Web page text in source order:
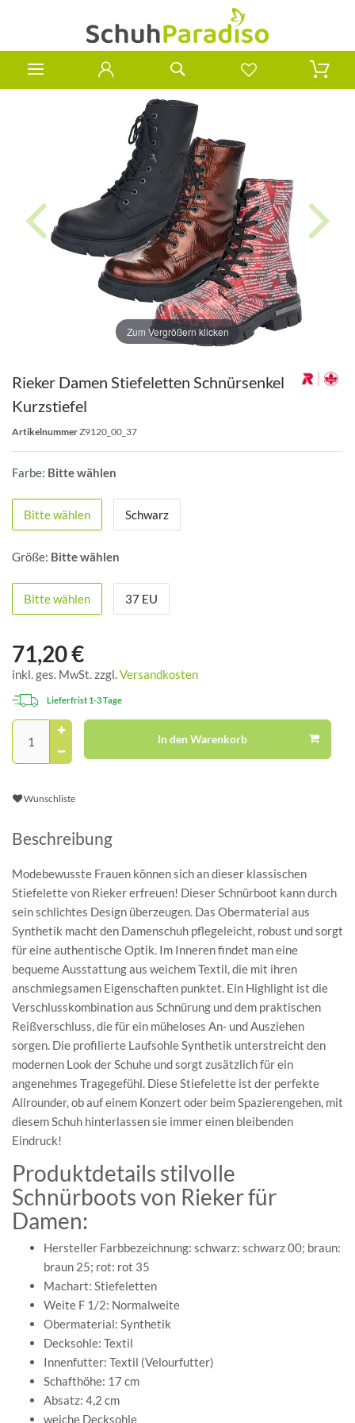
Zum Vergrößern klicken
Rieker Damen Stiefeletten Schnürsenkel
Kurzstiefel
ArtikelnummerZ9120_00_37
Farbe: Bitte wählen
Bitte wählen Schwarz
Größe: Bitte wählen
Bitte wählen 37 EU
71,20 €
inkl. ges. MwSt. zzgl.Versandkosten
Lieferfrist 1-3 Tage
In den Warenkorb
Wunschliste
Beschreibung
Modebewusste Frauen können sich an dieser klassischen
Stiefelette von Rieker erfreuen! Dieser Schnürboot kann durch
sein schlichtes Design überzeugen. Das Obermaterial aus
Synthetik macht den Damenschuh pflegeleicht, robust und sorgt
für eine authentische Optik. Im Inneren findet man eine
bequeme Ausstattung aus weichem Textil, die mit ihren
anschmiegsamen Eigenschaften punktet. Ein Highlight ist die
Verschlusskombination aus Schnürung und dem praktischen
Reißverschluss, die für ein müheloses An- und Ausziehen
sorgen. Die profilierte Laufsohle Synthetik unterstreicht den
modernen Look der Schuhe und sorgt zusätzlich für ein
angenehmes Tragegefühl. Diese Stiefelette ist der perfekte
Allrounder, ob auf einem Konzert oder beim Spazierengehen, mit
diesem Schuh hinterlassen sie immer einen bleibenden
Eindruck!
Produktdetails stilvolle
Schnürboots von Rieker für
Damen:
Hersteller Farbbezeichnung: schwarz: schwarz 00; braun:
braun 25; rot: rot 35
Machart: Stiefeletten
Weite F 1/2: Normalweite
Obermaterial: Synthetik
Decksohle: Textil
Innenfutter: Textil (Velourfutter)
Schafthöhe: 17 cm
Absatz: 4,2 cm
weiche Decksohle